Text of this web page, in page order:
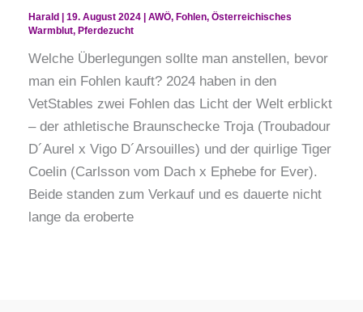
Harald | 19. August 2024 | AWÖ, Fohlen, Österreichisches
Warmblut, Pferdezucht
Welche Überlegungen sollte man anstellen, bevor
man ein Fohlen kauft? 2024 haben in den
VetStables zwei Fohlen das Licht der Welt erblickt
– der athletische Braunschecke Troja (Troubadour
D´Aurel x Vigo D´Arsouilles) und der quirlige Tiger
Coelin (Carlsson vom Dach x Ephebe for Ever).
Beide standen zum Verkauf und es dauerte nicht
lange da eroberte